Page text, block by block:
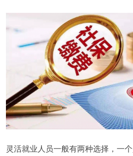
灵活就业人员一般有两种选择，一